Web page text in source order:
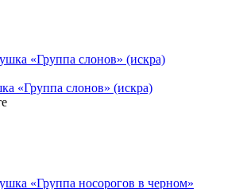
«Группа слонов» (искра)